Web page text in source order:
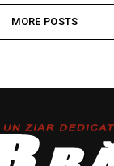
MORE POSTS